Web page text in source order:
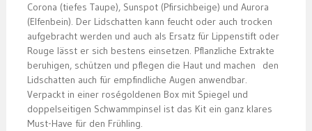
Corona (tiefes Taupe), Sunspot (Pfirsichbeige) und Aurora
(Elfenbein). Der Lidschatten kann feucht oder auch trocken
aufgebracht werden und auch als Ersatz für Lippenstift oder
Rouge lässt er sich bestens einsetzen. Pflanzliche Extrakte
beruhigen, schützen und pflegen die Haut und machen den
Lidschatten auch für empfindliche Augen anwendbar.
Verpackt in einer roségoldenen Box mit Spiegel und
doppelseitigen Schwammpinsel ist das Kit ein ganz klares
Must-Have für den Frühling.